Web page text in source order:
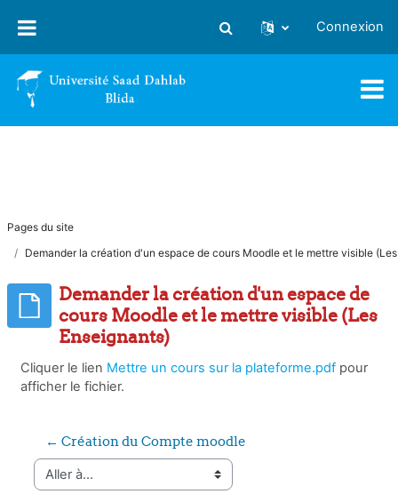
Activer/désactiver la saisie
Connexion
Pages du site
Demander la création d'un espace de cours Moodle et le mettre visible
Demander la création d'un espace de
cours Moodle et le mettre visible (Les
Enseignants)
Cliquer le lien Mettre un cours sur la plateforme.pdf pour
afficher le fichier.
← Création du Compte moodle
Aller à…